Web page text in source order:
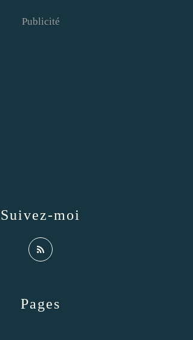
Pages
Suivez-moi
Publicité